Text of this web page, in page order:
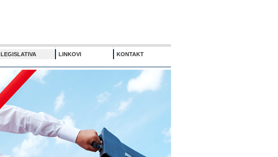
LEGISLATIVA LINKOVI KONTAKT